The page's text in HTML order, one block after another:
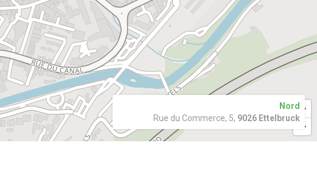
Nord
Rue du Commerce, 5, 9026 Ettelbruck